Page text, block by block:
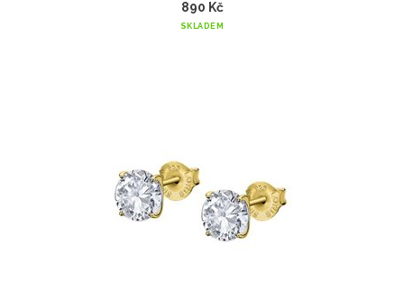
890 Kč
SKLADEM